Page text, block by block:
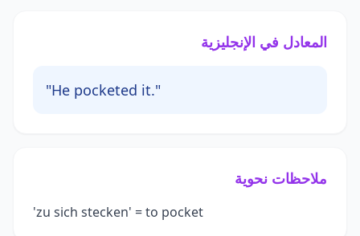
المعادل في الإنجليزية
"He pocketed it."
ملاحظات نحوية
'zu sich stecken' = to pocket